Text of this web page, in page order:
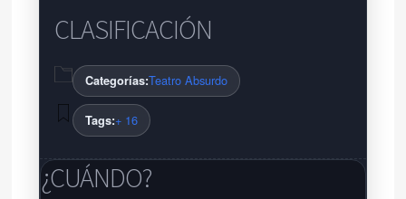
CLASIFICACIÓN
Categorías:Teatro Absurdo
Tags:+ 16
¿CUÁNDO?